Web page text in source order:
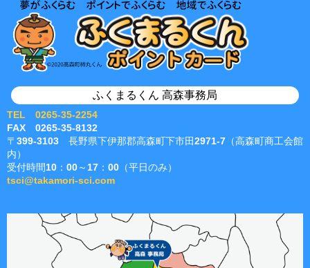
ふくまるくん 高森事務局
TEL 0265-35-2254
FAX 0265-35-8132
〒399-3103 長野県下伊那郡高森町下市田2971-7（高森町商工会館
内）
受付時間10：00～17：00（平日のみ）
tsci@takamori-sci.com